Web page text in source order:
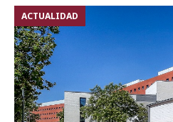
ACTUALIDAD